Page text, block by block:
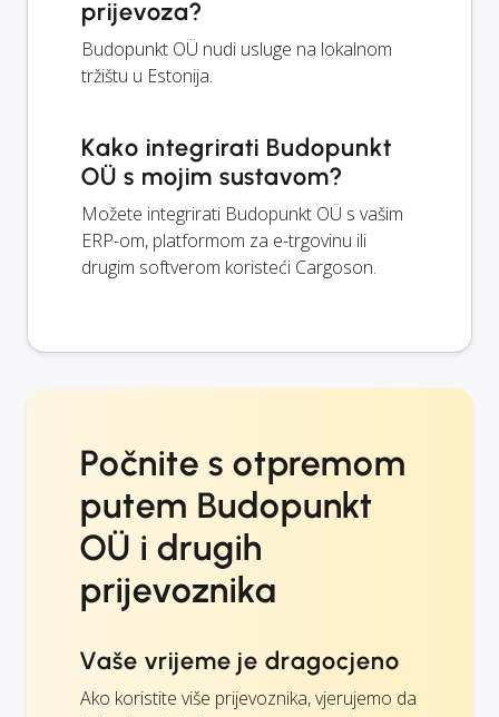
prijevoza?
Budopunkt OÜ nudi usluge na lokalnom
tržištu u Estonija.
Kako integrirati Budopunkt
OÜ s mojim sustavom?
Možete integrirati Budopunkt OÜ s vašim
ERP-om, platformom za e-trgovinu ili
drugim softverom koristeći Cargoson.
Počnite s otpremom
putem Budopunkt
OÜ i drugih
prijevoznika
Vaše vrijeme je dragocjeno
Ako koristite više prijevoznika, vjerujemo da